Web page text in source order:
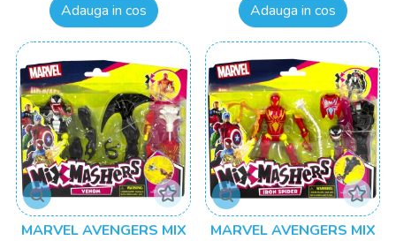
Adauga in cos
Adauga in cos
MARVEL AVENGERS MIX
MARVEL AVENGERS MIX